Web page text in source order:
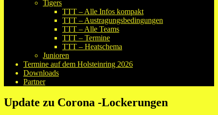
Tigers
TTT – Alle Infos kompakt
TTT – Austragungsbedingungen
TTT – Alle Teams
TTT – Termine
TTT – Heatschema
Junioren
Termine auf dem Holsteinring 2026
Downloads
Partner
Update zu Corona -Lockerungen